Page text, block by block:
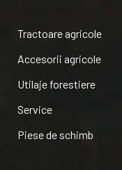
Tractoare agricole
Accesorii agricole
Utilaje forestiere
Service
Piese de schimb